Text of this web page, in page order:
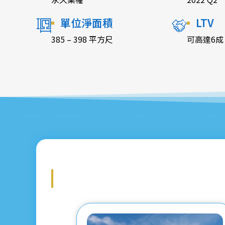
單位淨面積
385 – 398 平方尺
LTV
可高達6成